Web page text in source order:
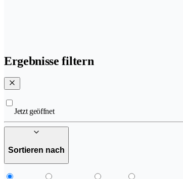
Ergebnisse filtern
Jetzt geöffnet
Sortieren nach